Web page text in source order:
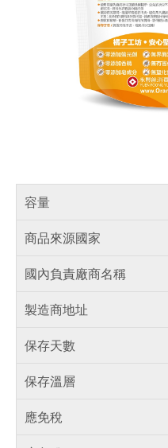
容量
商品來源國家
國內負責廠商名稱
製造商地址
保存天數
保存溫層
應免稅